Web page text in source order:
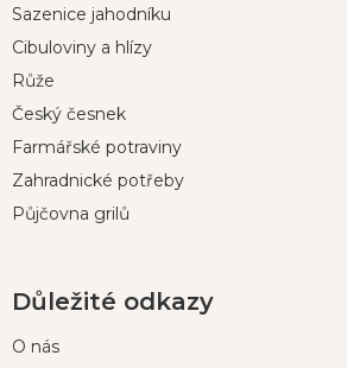
aSazenice jahodníku
Cibuloviny a hlízy
Růže
Český česnek
Farmářské potraviny
Zahradnické potřeby
Půjčovna grilů
Důležité odkazy
O nás